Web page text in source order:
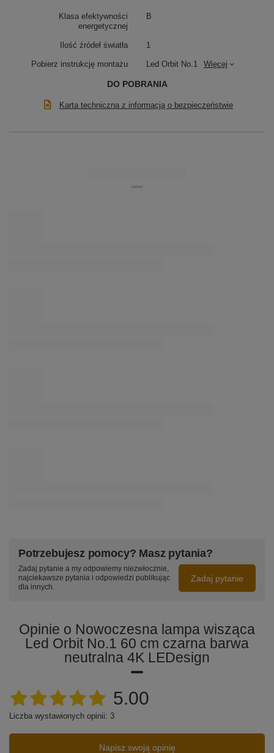
Klasa efektywności
energetycznej
B
Ilość źródeł światła 1
Pobierz instrukcję montażu Led Orbit No.1 Więcej
DO POBRANIA
Karta techniczna z informacją o bezpieczeństwie
Potrzebujesz pomocy? Masz pytania?
Zadaj pytanie a my odpowiemy niezwłocznie,
najciekawsze pytania i odpowiedzi publikując
dla innych.
Zadaj pytanie
Opinie o Nowoczesna lampa wisząca
Led Orbit No.1 60 cm czarna barwa
neutralna 4K LEDesign
5.00
Liczba wystawionych opinii: 3
Napisz swoją opinię